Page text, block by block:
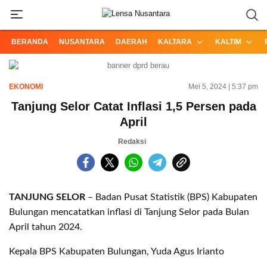
BERANDA NUSANTARA DAERAH KALTARA KALTIM
EKONOMI Mei 5, 2024 | 5:37 pm
Tanjung Selor Catat Inflasi 1,5 Persen pada
April
Redaksi
TANJUNG SELOR – Badan Pusat Statistik (BPS) Kabupaten
Bulungan mencatatkan inflasi di Tanjung Selor pada Bulan
April tahun 2024.
Kepala BPS Kabupaten Bulungan, Yuda Agus Irianto